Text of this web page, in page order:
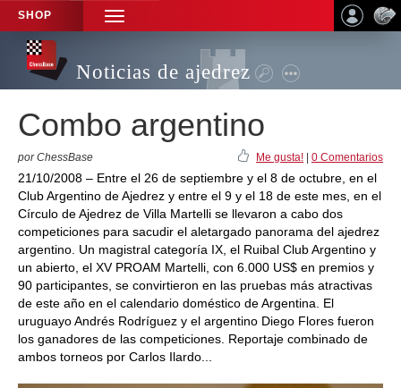
SHOP
TOGGLE
NAVIGATION
Noticias de ajedrez
Combo argentino
por ChessBase Me gusta! 0 Comentarios
21/10/2008 – Entre el 26 de septiembre y el 8 de octubre, en el
Club Argentino de Ajedrez y entre el 9 y el 18 de este mes, en el
Círculo de Ajedrez de Villa Martelli se llevaron a cabo dos
competiciones para sacudir el aletargado panorama del ajedrez
argentino. Un magistral categoría IX, el Ruibal Club Argentino y
un abierto, el XV PROAM Martelli, con 6.000 US$ en premios y
90 participantes, se convirtieron en las pruebas más atractivas
de este año en el calendario doméstico de Argentina. El
uruguayo Andrés Rodríguez y el argentino Diego Flores fueron
los ganadores de las competiciones. Reportaje combinado de
ambos torneos por Carlos Ilardo...